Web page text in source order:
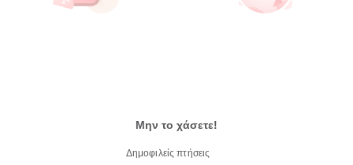
Μην το χάσετε!
Δημοφιλείς πτήσεις